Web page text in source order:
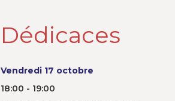
Dédicaces
Vendredi 17 octobre
18:00 - 19:00